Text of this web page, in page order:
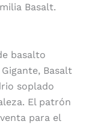
Basalt.
basalto
Basalt
soplado
El patrón
para el